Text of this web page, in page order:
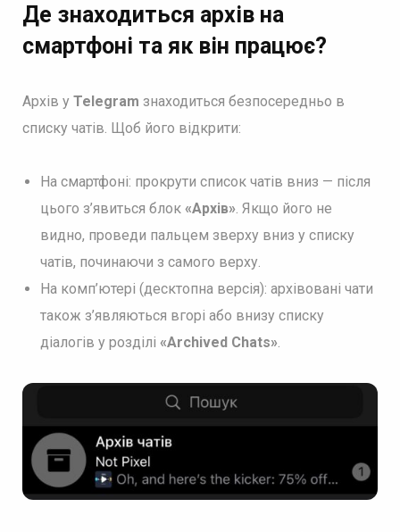
Де знаходиться архів на
смартфоні та як він працює?
Архів у Telegram знаходиться безпосередньо в
списку чатів. Щоб його відкрити:
На смартфоні: прокрути список чатів вниз — після
цього з’явиться блок «Архів». Якщо його не
видно, проведи пальцем зверху вниз у списку
чатів, починаючи з самого верху.
На комп’ютері (десктопна версія): архівовані чати
також з’являються вгорі або внизу списку
діалогів у розділі «Archived Chats».